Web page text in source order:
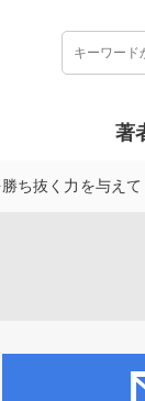
著
ち抜く力を与えて